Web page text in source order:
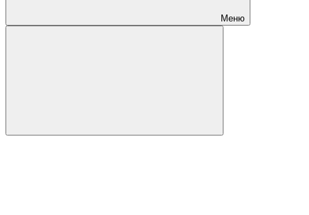
Меню